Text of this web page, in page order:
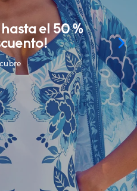
el 50 %